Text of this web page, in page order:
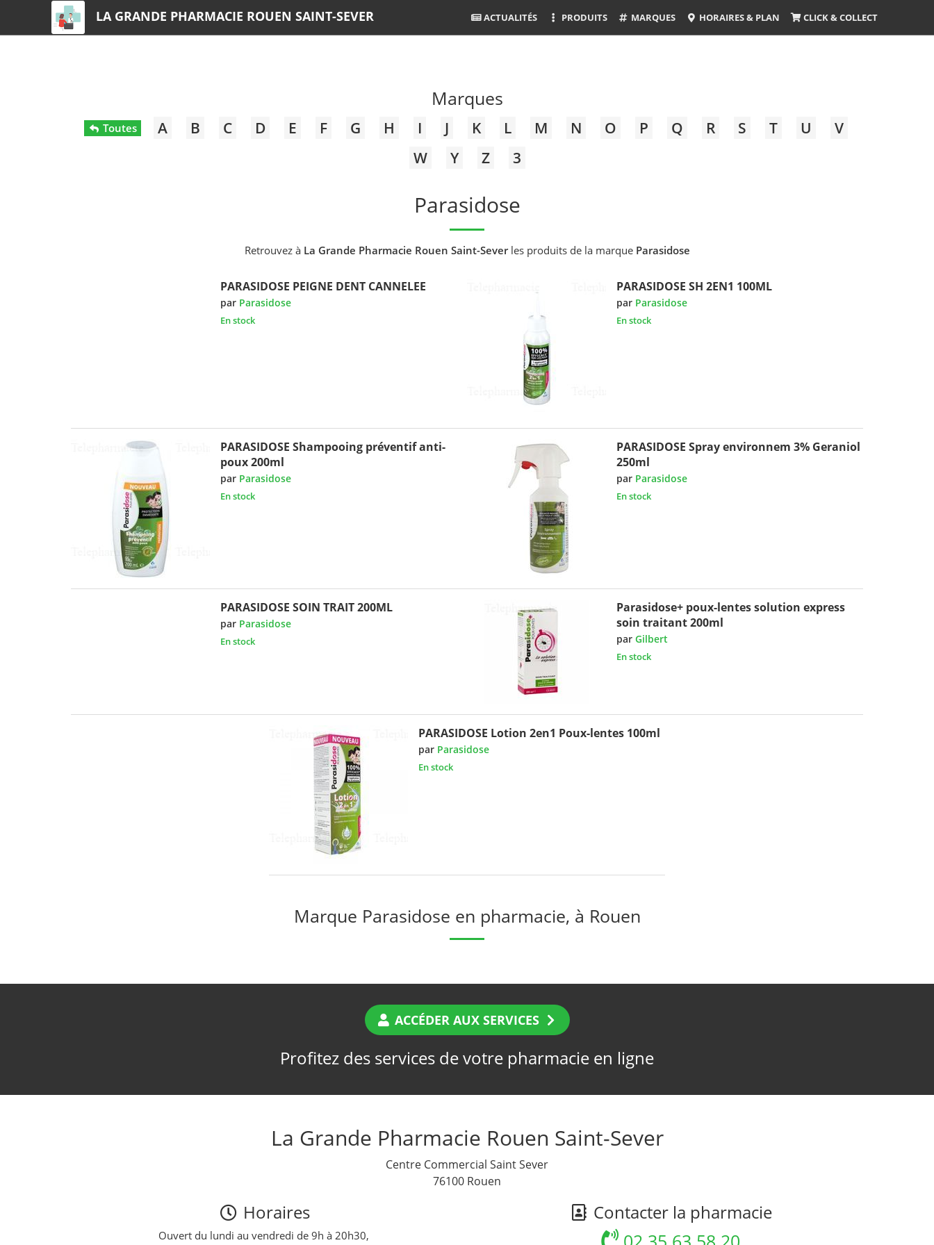
LA GRANDE PHARMACIE ROUEN SAINT-SEVER ACTUALITÉS PRODUITS MARQUES HORAIRES & PLAN CLICK & COLLECT
Marques
Toutes A B C D E F G H I J K L M N O P Q R S T U
V
W
Y Z 3
Parasidose
Retrouvez à La Grande Pharmacie Rouen Saint-Severles produits de la marque Parasidose
PARASIDOSE PEIGNE DENT CANNELEE
par Parasidose
En stock
PARASIDOSE SH 2EN1 100ML
par Parasidose
En stock
PARASIDOSE Shampooing préventif anti-
poux 200ml
par Parasidose
En stock
PARASIDOSE Spray environnem 3% Geraniol
250ml
par Parasidose
En stock
PARASIDOSE SOIN TRAIT 200ML
par Parasidose
En stock
Parasidose+ poux-lentes solution express
soin traitant 200ml
par Gilbert
En stock
PARASIDOSE Lotion 2en1 Poux-lentes 100ml
par Parasidose
En stock
Marque Parasidose en pharmacie, à Rouen
ACCÉDER AUX SERVICES
Profitez des services de votre pharmacie en ligne
La Grande Pharmacie Rouen Saint-Sever
Centre Commercial Saint Sever
76100 Rouen
Horaires
Ouvert du lundi au vendredi de 9h à 20h30,
Contacter la pharmacie